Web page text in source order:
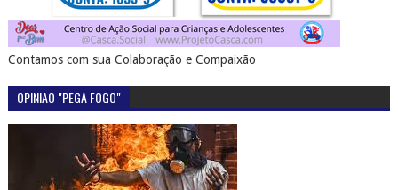
Contamos com sua Colaboração e Compaixão
OPINIÃO "PEGA FOGO"